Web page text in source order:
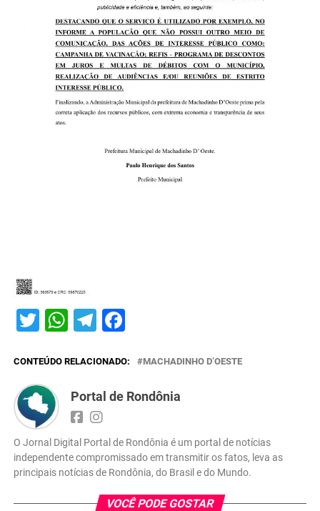
Twitter
WhatsApp
Telegram
Facebook
CONTEÚDO RELACIONADO: MACHADINHO D’OESTE
Portal de Rondônia
O Jornal Digital Portal de Rondônia é um portal de notícias
independente compromissado em transmitir os fatos, leva as
principais notícias de Rondônia, do Brasil e do Mundo.
VOCÊ PODE GOSTAR